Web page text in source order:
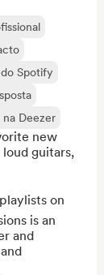
Spotify
Deezer
new
guitars,
on
is an
and